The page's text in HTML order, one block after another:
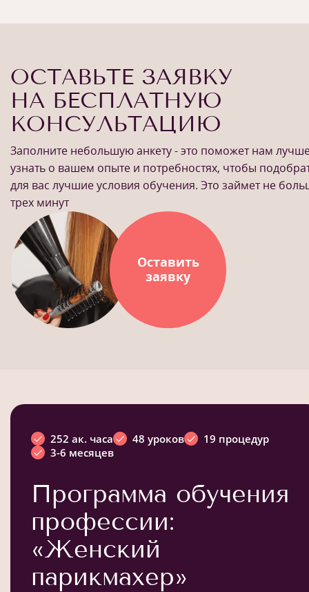
ОСТАВЬТЕ ЗАЯВКУ
НА БЕСПЛАТНУЮ
КОНСУЛЬТАЦИЮ
Заполните небольшую анкету - это поможет нам
узнать о вашем опыте и потребностях, чтобы
для вас лучшие условия обучения. Это займет не
трех минут
Оставить
заявку
252 ак. часа 48 уроков
19 процедур
3-6 месяцев
Программа обучения
профессии:
«Женский
парикмахер»